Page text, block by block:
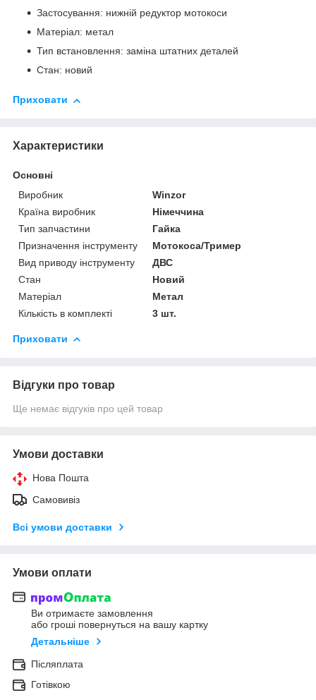
Застосування: нижній редуктор мотокоси
Матеріал: метал
Тип встановлення: заміна штатних деталей
Стан: новий
Приховати
Характеристики
Основні
Виробник
Winzor
Країна виробник
Німеччина
Тип запчастини
Гайка
Призначення інструменту
Мотокоса/Тример
Вид приводу інструменту
ДВС
Стан
Новий
Матеріал
Метал
Кількість в комплекті
3 шт.
Приховати
Відгуки про товар
Ще немає відгуків про цей товар
Умови доставки
Нова Пошта
Самовивіз
Всі умови доставки
Умови оплати
Ви отримаєте замовлення
або гроші повернуться на вашу картку
Детальніше
Післяплата
Готівкою